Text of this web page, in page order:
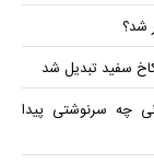
شد؟
سفید تبدیل شد
چه سرنوشتی پیدا